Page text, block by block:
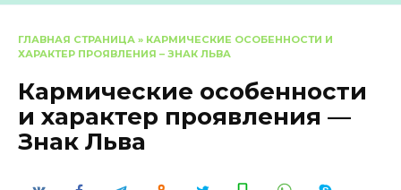
ГЛАВНАЯ СТРАНИЦА » КАРМИЧЕСКИЕ ОСОБЕННОСТИ И
ХАРАКТЕР ПРОЯВЛЕНИЯ – ЗНАК ЛЬВА
Кармические особенности
и характер проявления —
Знак Льва